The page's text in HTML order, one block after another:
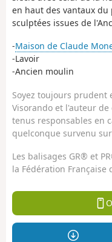
en haut des vantaux
sculptées issues de
-Maison de Claude
-Lavoir
-Ancien moulin
Soyez toujours prudent
Visorando et l'auteur
tenus responsables en
quelconque survenu
Les balisages GR® et
la Fédération Française